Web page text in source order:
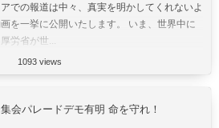
での報道は中々、真実を明かしてくれないよ
を一挙に公開いたします。 いま、世界中に
労省が世...
1093 views
会パレードデモ有明 命を守れ！